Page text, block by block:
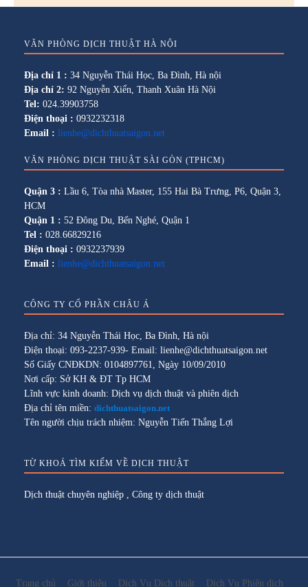
VĂN PHÒNG DỊCH THUẬT HÀ NỘI
Địa chỉ 1 : 34 Nguyễn Thái Học, Ba Đình, Hà nội
Địa chỉ 2: 92 Nguyễn Xiển, Thanh Xuân Hà Nội
Tel: 024.39903758
Điện thoại : 0932232318
Email : lienhe@dichthuatsaigon.net
VĂN PHÒNG DỊCH THUẬT SÀI GÒN (TPHCM)
Quận 3 : Lầu 6, Tòa nhà Master, 155 Hai Bà Trưng, P6, Quận 3,
HCM
Quận 1 : 52 Đông Du, Bến Nghé, Quận 1
Tel : 028.66829216
Điện thoại : 0932237939
Email : lienhe@dichthuatsaigon.net
CÔNG TY CỔ PHẦN CHÂU Á
Địa chỉ: 34 Nguyễn Thái Học, Ba Đình, Hà nội
Điện thoại: 093-2237-939- Email: lienhe@dichthuatsaigon.net
Số Giấy CNĐKDN: 0104897761, Ngày 10/09/2010
Nơi cấp: Sở KH & ĐT Tp HCM
Lĩnh vực kinh doanh: Dịch vụ dịch thuật và phiên dịch
Địa chỉ tên miền: dichthuatsaigon.net
Tên người chịu trách nhiệm: Nguyễn Tiến Thắng Lợi
TỪ KHOÁ TÌM KIẾM VỀ DỊCH THUẬT
Dịch thuật chuyên nghiệp , Công ty dịch thuật
Trang chủ Giới thiệu Dịch Vụ Dịch thuật Dịch Vụ Phiên dịch